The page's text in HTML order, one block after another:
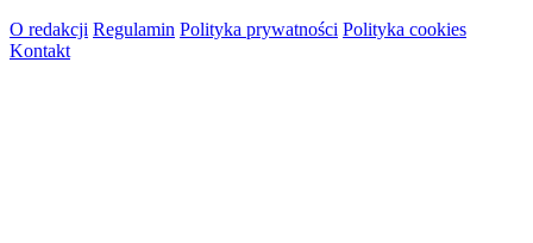
O redakcji Regulamin Polityka prywatności Polityka cookies
Kontakt